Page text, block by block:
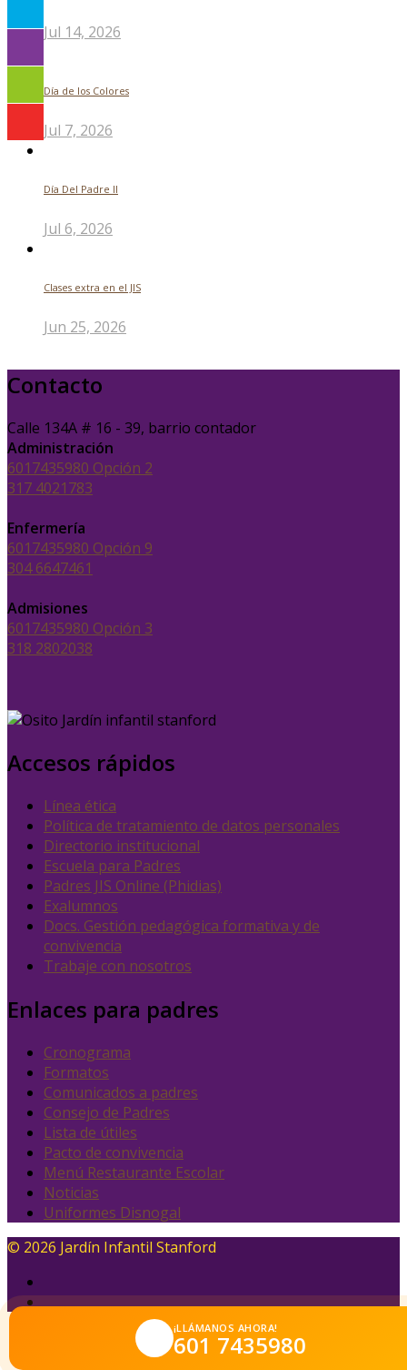
Jul 14, 2026
Día de los Colores
Jul 7, 2026
Día Del Padre ll
Jul 6, 2026
Clases extra en el JIS
Jun 25, 2026
Contacto
Calle 134A # 16 - 39, barrio contador
Administración
6017435980 Opción 2
317 4021783
Enfermería
6017435980 Opción 9
304 6647461
Admisiones
6017435980 Opción 3
318 2802038
Accesos rápidos
Línea ética
Política de tratamiento de datos personales
Directorio institucional
Escuela para Padres
Padres JIS Online (Phidias)
Exalumnos
Docs. Gestión pedagógica formativa y de
convivencia
Trabaje con nosotros
Enlaces para padres
Cronograma
Formatos
Comunicados a padres
Consejo de Padres
Lista de útiles
Pacto de convivencia
Menú Restaurante Escolar
Noticias
Uniformes Disnogal
© 2026 Jardín Infantil Stanford
¡LLÁMANOS AHORA!
601 7435980